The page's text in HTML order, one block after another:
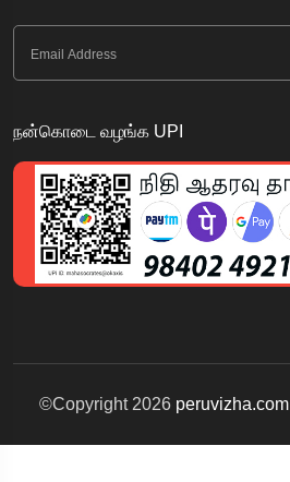
நன்கொடை வழங்க UPI
©Copyright 2026 peruvizha.com